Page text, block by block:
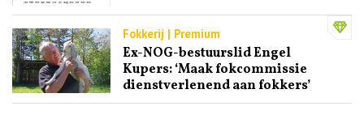
Fokkerij | Premium
Ex-NOG-bestuurslid Engel
Kupers: ‘Maak fokcommissie
dienstverlenend aan fokkers’